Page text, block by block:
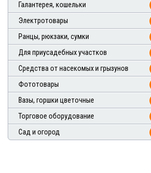
Галантерея, кошельки
Электротовары
Ранцы, рюкзаки, сумки
Для приусадебных участков
Средства от насекомых и грызунов
Фототовары
Вазы, горшки цветочные
Торговое оборудование
Сад и огород